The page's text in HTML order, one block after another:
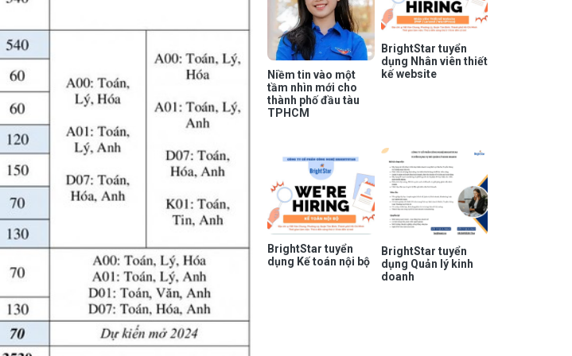
Niềm tin vào một
tầm nhìn mới cho
thành phố đầu tàu
TPHCM
BrightStar tuyển
dụng Nhân viên thiết
kế website
BrightStar tuyển
dụng Kế toán nội bộ
BrightStar tuyển
dụng Quản lý kinh
doanh